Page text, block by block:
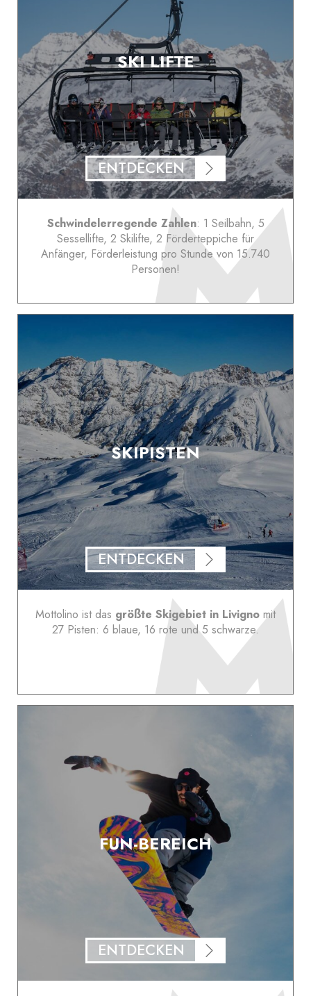
SKI LIFTE
ENTDECKEN
Schwindelerregende Zahlen: 1 Seilbahn, 5
Sessellifte, 2 Skilifte, 2 Förderteppiche für
Anfänger, Förderleistung pro Stunde von 15.740
Personen!
SKIPISTEN
ENTDECKEN
Mottolino ist das größte Skigebiet in Livigno mit
27 Pisten: 6 blaue, 16 rote und 5 schwarze.
FUN-BEREICH
ENTDECKEN